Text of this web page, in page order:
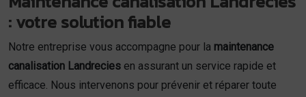
: votre solution fiable
Notre entreprise vous accompagne pour la maintenance
canalisation Landrecies en assurant un service rapide et
efficace. Nous intervenons pour prévenir et réparer toute